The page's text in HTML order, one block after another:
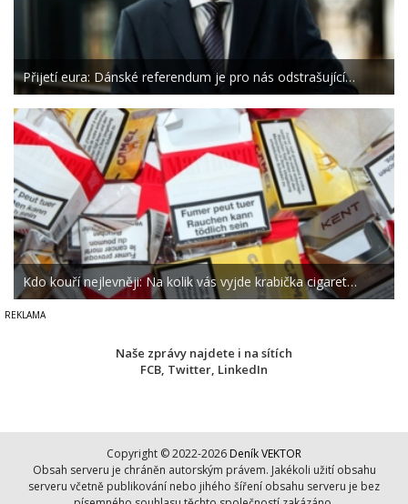
Přijetí eura: Dánské referendum je pro nás odstrašující…
Kdo kouří nejlevněji: Na kolik vás vyjde krabička cigaret…
Naše zprávy najdete i na sítích
FCB Twitter LinkedIn
Copyright © 2022-2026 Deník VEKTOR
Obsah serveru je chráněn autorským právem. Jakékoli užití obsahu
serveru včetně publikování nebo jihého šíření obsahu serveru je bez